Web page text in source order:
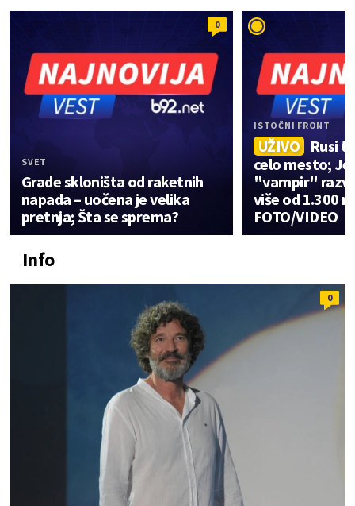
0
SVET
Grade skloništa od raketnih
napada – uočena je velika
pretnja; Šta se sprema?
ISTOČNI FRONT
UŽIVO Rusi
celo mesto;
"vampir"
više od 1.300
FOTO/VIDEO
Info
0